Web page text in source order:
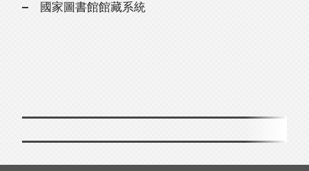
國家圖書館館藏系統